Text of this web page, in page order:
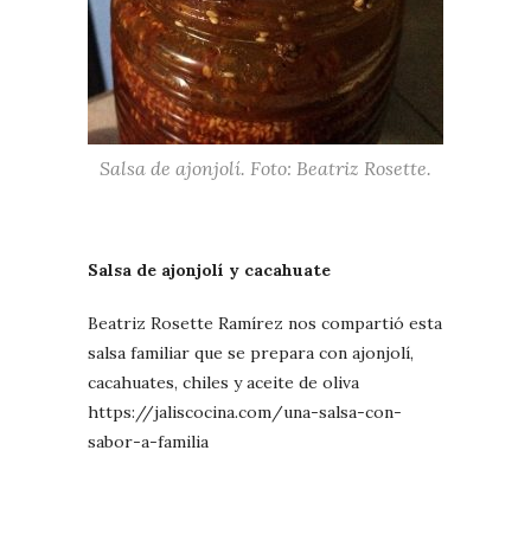
Salsa de ajonjolí. Foto: Beatriz Rosette.
Salsa de ajonjolí y cacahuate
Beatriz Rosette Ramírez nos compartió esta
salsa familiar que se prepara con ajonjolí,
cacahuates, chiles y aceite de oliva
https://jaliscocina.com/una-salsa-con-
sabor-a-familia